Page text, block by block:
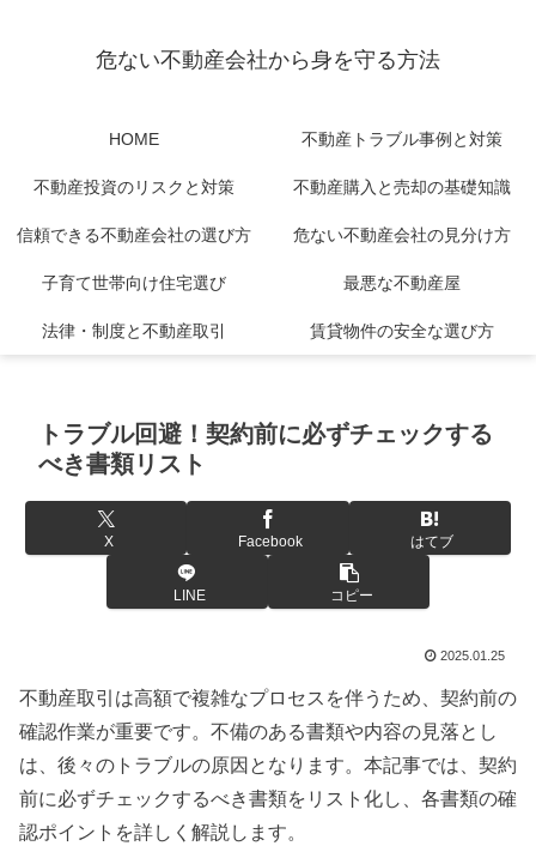
危ない不動産会社から身を守る方法
HOME 不動産トラブル事例と対策
不動産投資のリスクと対策 不動産購入と売却の基礎知識
信頼できる不動産会社の選び方 危ない不動産会社の見分け方
子育て世帯向け住宅選び 最悪な不動産屋
法律・制度と不動産取引 賃貸物件の安全な選び方
トラブル回避！契約前に必ずチェックする
べき書類リスト
X Facebook はてブ
LINE コピー
2025.01.25
不動産取引は高額で複雑なプロセスを伴うため、契約前の
確認作業が重要です。不備のある書類や内容の見落とし
は、後々のトラブルの原因となります。本記事では、契約
前に必ずチェックするべき書類をリスト化し、各書類の確
認ポイントを詳しく解説します。